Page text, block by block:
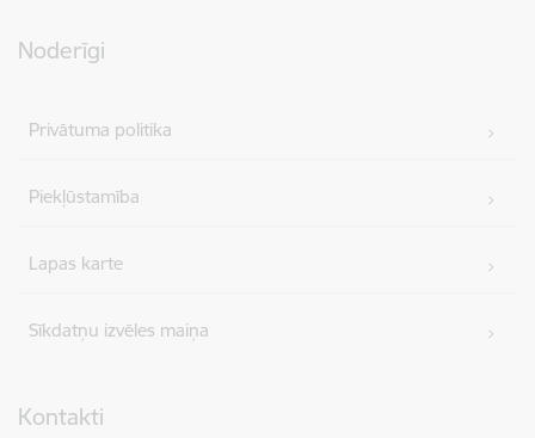
Noderīgi
Privātuma politika
Piekļūstamība
Lapas karte
Sīkdatņu izvēles maiņa
Kontakti